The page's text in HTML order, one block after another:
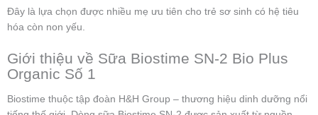
Đây là lựa chọn được nhiều mẹ ưu tiên cho trẻ sơ sinh có hệ tiêu
hóa còn non yếu.
Giới thiệu về Sữa Biostime SN-2 Bio Plus
Organic Số 1
Biostime thuộc tập đoàn H&H Group – thương hiệu dinh dưỡng nổi